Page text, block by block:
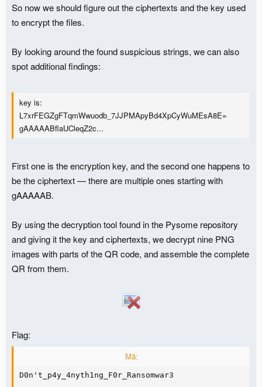
So now we should figure out the ciphertexts and the key used
to encrypt the files.
By looking around the found suspicious strings, we can also
spot additional findings:
key is:
L7xrFEGZgFTqmWwuodb_7JJPMApyBd4XpCyWuMEsA8E=
gAAAAABflaUCleqZ2c...
First one is the encryption key, and the second one happens to
be the ciphertext — there are multiple ones starting with
gAAAAAB.
By using the decryption tool found in the Pysome repository
and giving it the key and ciphertexts, we decrypt nine PNG
images with parts of the QR code, and assemble the complete
QR from them.
Flag:
Mã:
D0n't_p4y_4nyth1ng_F0r_Ransomwar3